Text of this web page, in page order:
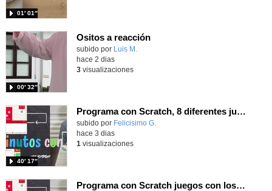
01′ 01″
Ositos a reacción
Contenido educativo.
subido por Luis M.
00′ 32″
hace 2 dias
3visualizaciones
Programa con Scratch, 8 diferentes juegos para vivir la emoción de los partidos de España en el mundial 2026
Contenido educativo.
subido por Felicisimo G.
40′ 17″
hace 3 dias
1 visualizaciones
Programa con Scratch juegos con los partidos del mundial 2026 ganados por España